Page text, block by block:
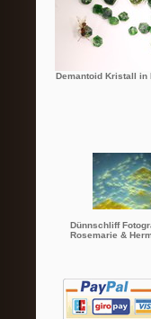
Demantoid Kristall in
Dünnschliff
Rosemarie &